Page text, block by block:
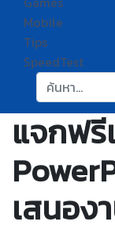
Mobile
Tips
SpeedTest
ค้นหา:
แจกฟรี
เสนอง